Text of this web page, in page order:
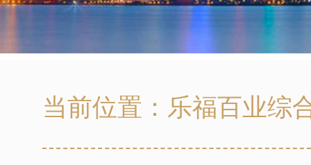
当前位置： 乐福百业综